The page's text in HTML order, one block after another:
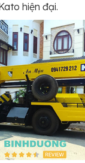
hiện đại.